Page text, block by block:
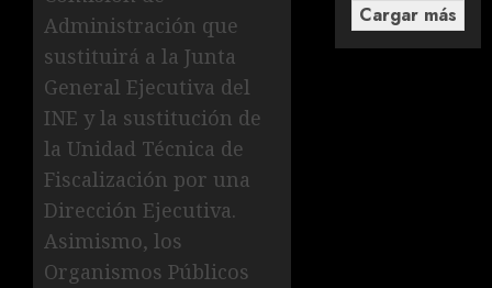
Administración que
sustituirá a la Junta
General Ejecutiva del
INE y la sustitución de
la Unidad Técnica de
Fiscalización por una
Dirección Ejecutiva.
Asimismo, los
Organismos Públicos
Cargar más